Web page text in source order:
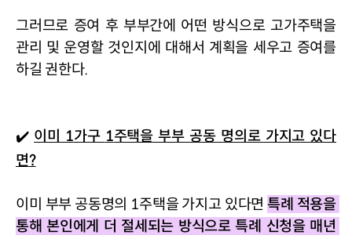
그러므로 증여 후 부부간에 어떤 방식으로 고가주택을
관리 및 운영할 것인지에 대해서 계획을 세우고 증여를
하길 권한다.
✔️ 이미 1가구 1주택을 부부 공동 명의로 가지고 있다
면?
이미 부부 공동명의 1주택을 가지고 있다면 특례 적용을